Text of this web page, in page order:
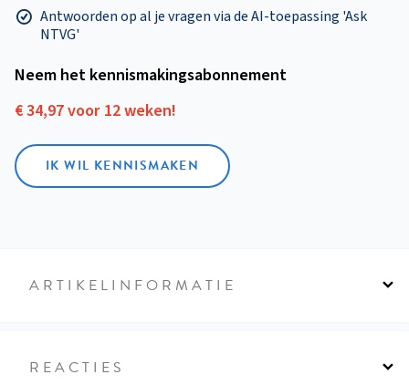
Antwoorden op al je vragen via de AI-toepassing 'Ask
NTVG'
Neem het kennismakings­abonnement
€ 34,97 voor 12 weken!
IK WIL KENNISMAKEN
ARTIKELINFORMATIE
REACTIES